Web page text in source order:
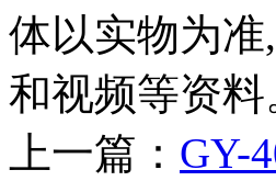
体以实物为
和视频等资
上一篇： GY-